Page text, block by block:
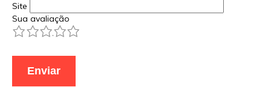
Site
Sua avaliação
5
4
3
2